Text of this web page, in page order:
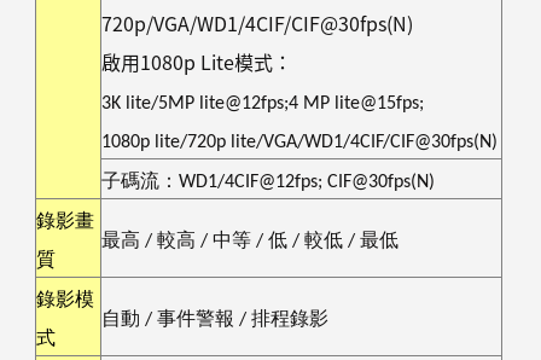
720p/VGA/WD1/4CIF/CIF@30fps(N)
啟用1080p Lite模式：
3K lite/5MP lite@12fps;4 MP lite@15fps;
1080p lite/720p lite/VGA/WD1/4CIF/CIF@30fps(N)
子碼流： WD1/4CIF@12fps; CIF@30fps(N)
錄影畫
質
最高 / 較高 / 中等 / 低 / 較低 / 最低
錄影模
式
自動 / 事件警報 / 排程錄影